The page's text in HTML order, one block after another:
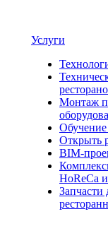
Услуги
Монтаж
Обучение
Открыть
BIM-
HoReCa
Запчасти